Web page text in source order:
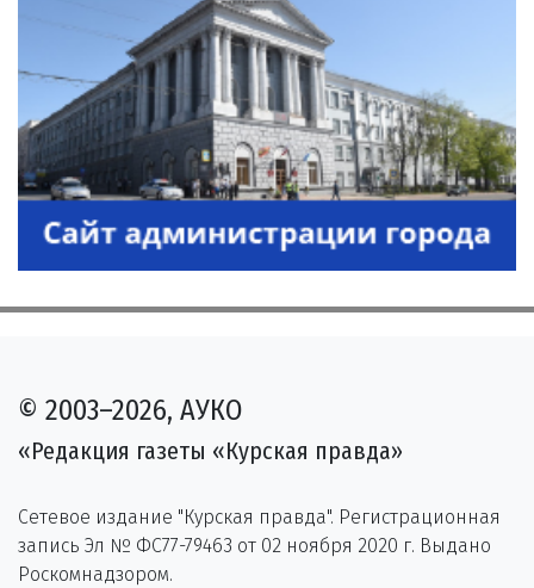
© 2003–2026, АУКО
«Редакция газеты «Курская правда»
Сетевое издание "Курская правда". Регистрационная
запись Эл № ФС77-79463 от 02 ноября 2020 г. Выдано
Роскомнадзором.